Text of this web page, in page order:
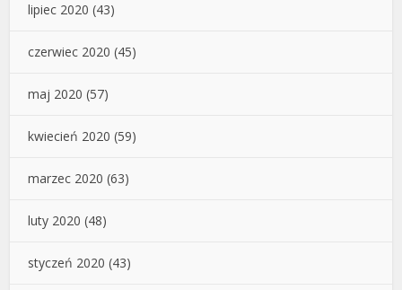
lipiec 2020 (43)
czerwiec 2020 (45)
maj 2020 (57)
kwiecień 2020 (59)
marzec 2020 (63)
luty 2020 (48)
styczeń 2020 (43)